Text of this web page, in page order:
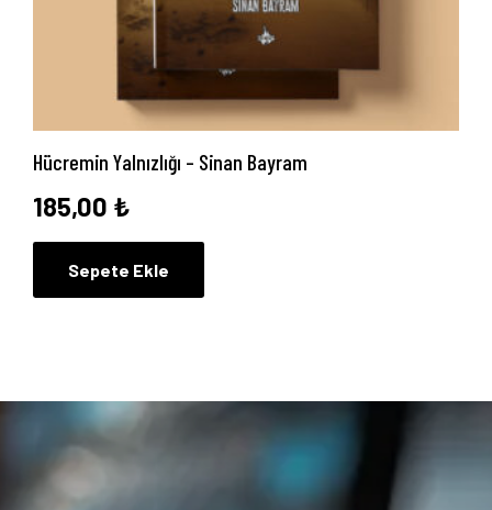
Hücremin Yalnızlığı – Sinan Bayram
185,00 ₺
Sepete Ekle